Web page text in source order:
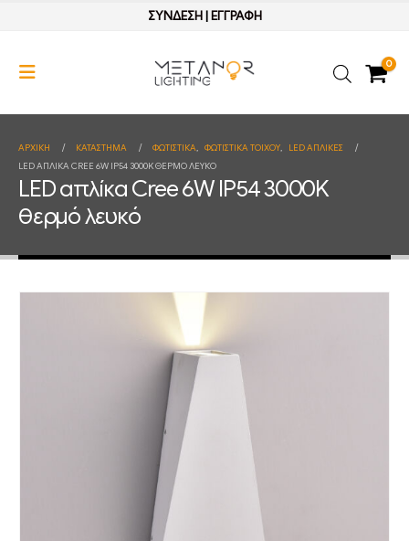
ΣΥΝΔΕΣΗ| ΕΓΓΡΑΦΗ
0
ΑΡΧΙΚΉ ΚΑΤΆΣΤΗΜΑ ΦΩΤΙΣΤΙΚΑ, ΦΩΤΙΣΤΙΚΑ ΤΟΙΧΟΥ,
LED ΑΠΛΙΚΕΣ
LED ΑΠΛΊΚΑ CREE 6W IP54 3000K ΘΕΡΜΌ ΛΕΥΚΌ
LED απλίκα Cree 6W IP54 3000K
θερμό λευκό